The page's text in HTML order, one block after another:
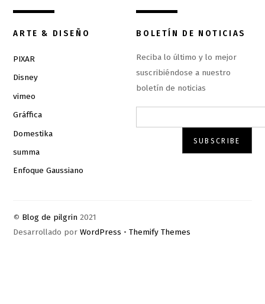
ARTE & DISEÑO
PIXAR
Disney
vimeo
Gráffica
Domestika
summa
Enfoque Gaussiano
BOLETÍN DE NOTICIAS
Reciba lo último y lo mejor
suscribiéndose a nuestro
boletín de noticias
© Blog de pilgrin 2021
Desarrollado porWordPress •Themify Themes